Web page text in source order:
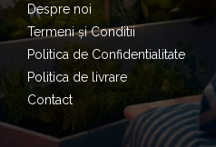
Despre noi
Termeni și Conditii
Politica de Confidentialitate
Politica de livrare
Contact